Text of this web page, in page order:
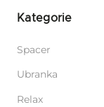
Kategorie
Spacer
Ubranka
Relax